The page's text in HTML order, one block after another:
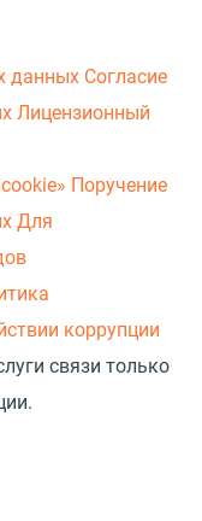
данных Согласие
Лицензионный
Поручение
Для
коррупции
связи только